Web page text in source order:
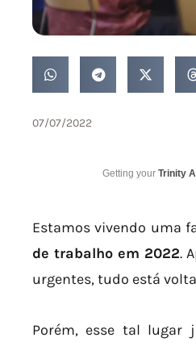
07/07/2022
Getting your Trinity
Estamos vivendo uma
de trabalho em 2022.
urgentes, tudo está
Porém, esse tal lugar